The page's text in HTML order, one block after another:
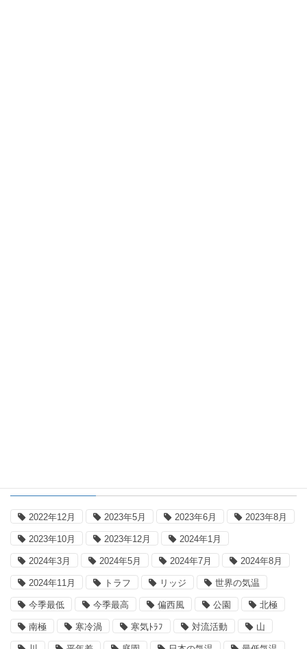
2022年12月 2023年5月 2023年6月 2023年8月
2023年10月 2023年12月 2024年1月
2024年3月 2024年5月 2024年7月 2024年8月
2024年11月 トラフ リッジ 世界の気温
今季最低 今季最高 偏西風 公園 北極
南極 寒冷渦 寒気ﾄﾗﾌ 対流活動 山